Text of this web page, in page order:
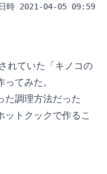
時 2021-04-05 09:59
れていた「キノコの
てみた。
た調理方法だった
ットクックで作るこ